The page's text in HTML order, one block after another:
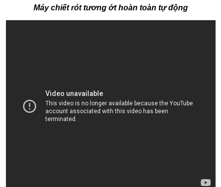
Máy chiết rót tương ớt hoàn toàn tự động